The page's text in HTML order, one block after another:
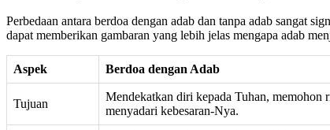
Perbedaan antara berdoa dengan adab dan tanpa adab sangat
dapat memberikan gambaran yang lebih jelas mengapa adab
Aspek Berdoa dengan Adab
Tujuan
Mendekatkan diri kepada Tuhan, memohon
menyadari kebesaran-Nya.